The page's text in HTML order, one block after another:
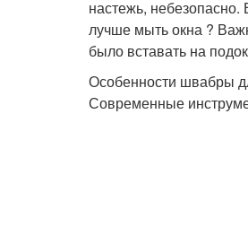
настежь,
лучше мыть окна ?
было вставать на
Особенности швабры
Современные